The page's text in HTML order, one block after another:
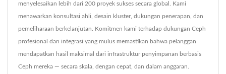
menyelesaikan lebih dari 200 proyek sukses secara global. Kami
menawarkan konsultasi ahli, desain kluster, dukungan penerapan, dan
pemeliharaan berkelanjutan. Komitmen kami terhadap dukungan Ceph
profesional dan integrasi yang mulus memastikan bahwa pelanggan
mendapatkan hasil maksimal dari infrastruktur penyimpanan berbasis
Ceph mereka — secara skala, dengan cepat, dan dalam anggaran.